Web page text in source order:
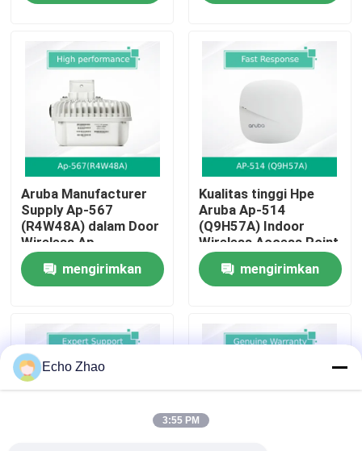
Tentang Kami
Tur Pabrik
Kontrol Kualitas
Hubungi Kami
Berita
Kasus-kasus
Aruba Manufacturer
Supply Ap-567
(R4W48A) dalam Door
Wireless Ap
mengirimkan
Kualitas tinggi Hpe
Aruba Ap-514
(Q9H57A) Indoor
Wireless Access Point
untuk Bisnis
mengirimkan
Echo Zhao
3:55 PM